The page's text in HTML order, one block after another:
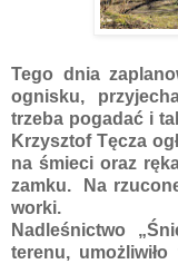
Tego dnia
ognisku,
trzeba pogadać i
Krzysztof Tęcza
na śmieci oraz
zamku. Na
worki.
Nadleśnictwo
terenu,